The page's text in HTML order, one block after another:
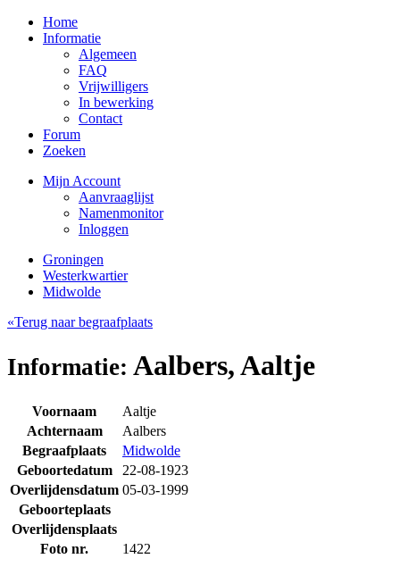
Home
Informatie
Algemeen
FAQ
Vrijwilligers
In bewerking
Contact
Forum
Zoeken
Mijn Account
Aanvraaglijst
Namenmonitor
Inloggen
Groningen
Westerkwartier
Midwolde
«Terug naar begraafplaats
Informatie: Aalbers, Aaltje
Voornaam
Aaltje
Achternaam
Aalbers
Begraafplaats
Midwolde
Geboortedatum
22-08-1923
Overlijdensdatum 05-03-1999
Geboorteplaats
Overlijdensplaats
Foto nr.
1422